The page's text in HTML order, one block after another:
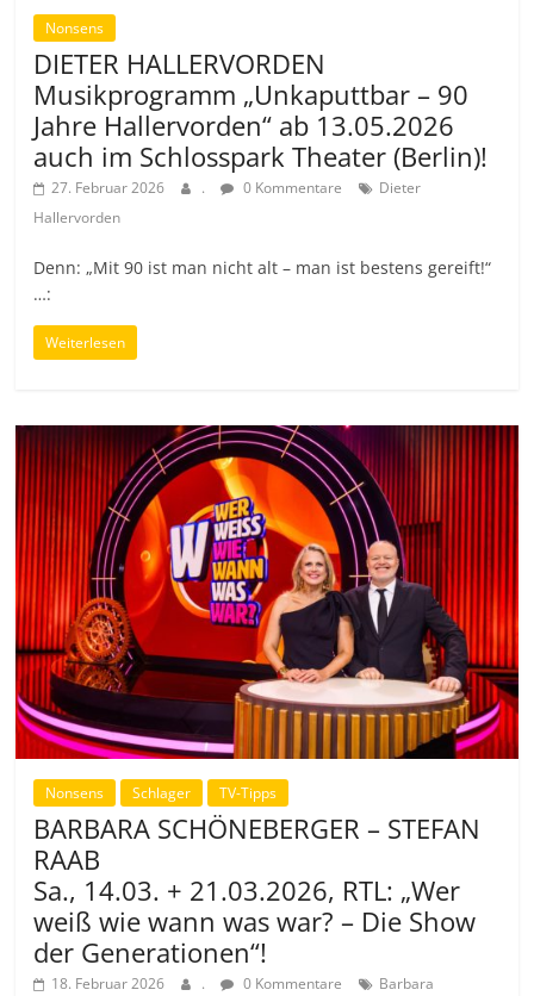
Nonsens
DIETER HALLERVORDEN
Musikprogramm „Unkaputtbar – 90
Jahre Hallervorden“ ab 13.05.2026
auch im Schlosspark Theater (Berlin)!
27. Februar 2026 . 0 Kommentare
Dieter
Hallervorden
Denn: „Mit 90 ist man nicht alt – man ist bestens gereift!“
…:
Weiterlesen
Nonsens Schlager TV-Tipps
BARBARA SCHÖNEBERGER – STEFAN
RAAB
Sa., 14.03. + 21.03.2026, RTL: „Wer
weiß wie wann was war? – Die Show
der Generationen“!
18. Februar 2026 . 0 Kommentare
Barbara